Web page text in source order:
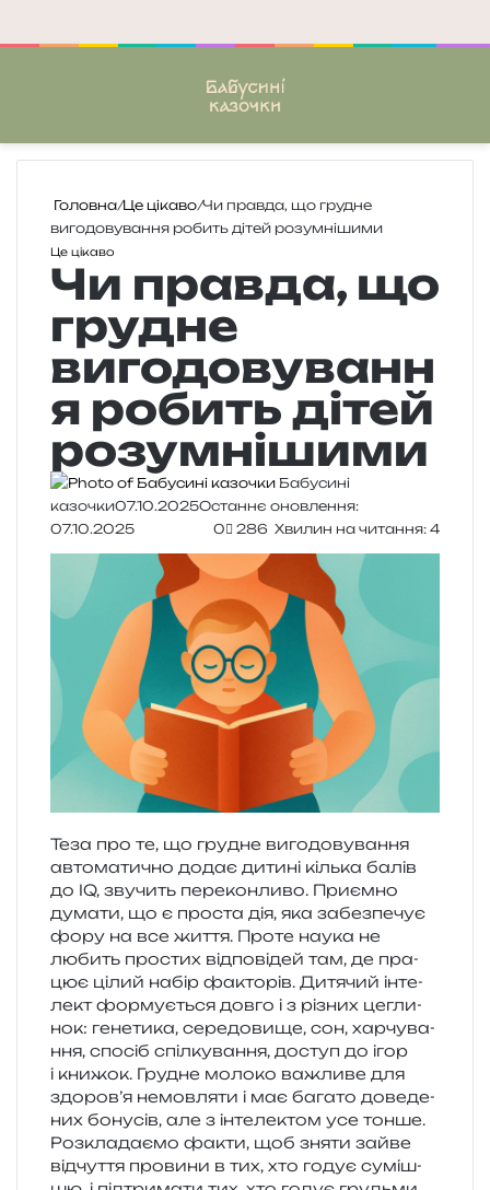
Головна/Це цікаво/Чи правда, що грудне
вигодовування робить дітей розумнішими
Це цікаво
Чи правда, що
грудне
вигодовуванн
я робить дітей
розумнішими
Бабусині
казочки07.10.2025Останнє оновлення:
07.10.2025
0 286 Хвилин на читання: 4
Теза про те, що гру­дне виго­до­ву­ва­н­ня
авто­ма­ти­чно додає дити­ні кіль­ка балів
до IQ, зву­чить пере­кон­ли­во. Приємно
дума­ти, що є про­ста дія, яка забез­пе­чує
фору на все життя. Проте наука не
любить про­стих від­по­від­ей там, де пра­
цює цілий набір факто­рів. Дитячий інте­
лект фор­му­є­ться довго і з різних цегли­
нок: гене­ти­ка, сере­до­ви­ще, сон, хар­чу­ва­
н­ня, спо­сіб спіл­ку­ва­н­ня, доступ до ігор
і кни­жок. Грудне моло­ко важли­ве для
здоров’я немов­ля­ти і має бага­то дове­де­
них бону­сів, але з інте­ле­ктом усе тонше.
Розкладаємо факти, щоб зняти зайве
від­чу­т­тя про­ви­ни в тих, хто годує суміш­